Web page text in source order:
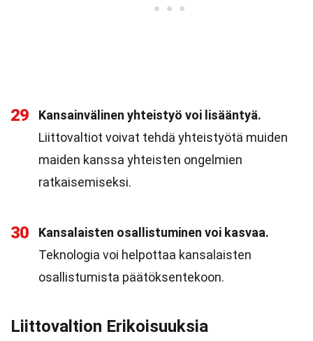
29
Kansainvälinen yhteistyö voi lisääntyä.
Liittovaltiot voivat tehdä yhteistyötä muiden
maiden kanssa yhteisten ongelmien
ratkaisemiseksi.
30
Kansalaisten osallistuminen voi kasvaa.
Teknologia voi helpottaa kansalaisten
osallistumista päätöksentekoon.
Liittovaltion Erikoisuuksia